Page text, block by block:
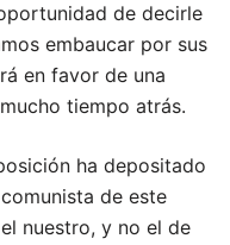
de decirle
embaucar por sus
en favor de una
tiempo atrás.
ha depositado
de este
nuestro, y no el de